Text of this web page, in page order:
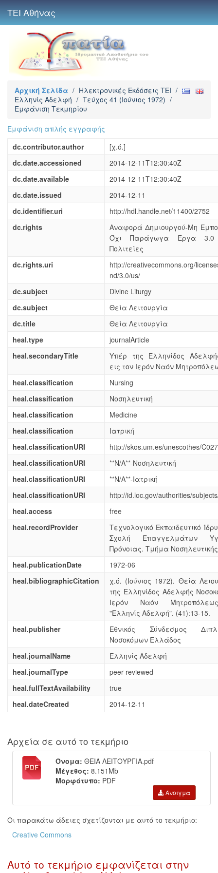
ΤΕΙ Αθήνας
Αρχική Σελίδα / Ηλεκτρονικές Εκδόσεις TEI /
Ελληνίς Αδελφή / Τεύχος 41 (Ιούνιος 1972) /
Εμφάνιση Τεκμηρίου
Εμφάνιση απλής εγγραφής
dc.contributor.author
[χ.ό.]
dc.date.accessioned
2014-12-11T12:30:40Z
dc.date.available
2014-12-11T12:30:40Z
dc.date.issued
2014-12-11
dc.identifier.uri
http://hdl.handle.net/11400/2752
dc.rights
Αναφορά Δημιουργού-Μη
Όχι Παράγωγα Έργα 3.0
Πολιτείες
dc.rights.uri
http://creativecommons.org/
nd/3.0/us/
dc.subject
Divine Liturgy
dc.subject
Θεία Λειτουργία
dc.title
Θεία Λειτουργία
heal.type
journalArticle
heal.secondaryTitle
Υπέρ της Ελληνίδος
εις τον Ιερόν Ναόν
heal.classification
Nursing
heal.classification
Νοσηλευτική
heal.classification
Medicine
heal.classification
Ιατρική
heal.classificationURI
http://skos.um.es/unescothes/
heal.classificationURI
**N/A**-Νοσηλευτική
heal.classificationURI
**N/A**-Ιατρική
heal.classificationURI
http://id.loc.gov/authorities/
heal.access
free
heal.recordProvider
Τεχνολογικό Εκπαιδευτικό
Σχολή Επαγγελμάτων
Πρόνοιας. Τμήμα
heal.publicationDate
1972-06
heal.bibliographicCitation
χ.ό. (Ιούνιος 1972). Θεία
της Ελληνίδος Αδελφής
Ιερόν Ναόν
"Ελληνίς Αδελφή". (41):13-15.
heal.publisher
Εθνικός Σύνδεσμος
Νοσοκόμων Ελλάδος
heal.journalName
Ελληνίς Αδελφή
heal.journalType
peer-reviewed
heal.fullTextAvailability
true
heal.dateCreated
2014-12-11
Αρχεία σε αυτό το τεκμήριο
Όνομα: ΘΕΙΑ ΛΕΙΤΟΥΡΓΙΑ.pdf
Μέγεθος: 8.151Mb
Μορφότυπο: PDF
Άνοιγμα
Οι παρακάτω άδειες σχετίζονται με αυτό το τεκμήριο:
Creative Commons
Αυτό το τεκμήριο εμφανίζεται στην